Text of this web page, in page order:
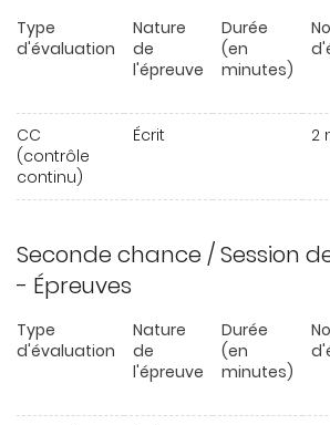
Type
d'évaluation
Nature
de
l'épreuve
Durée
(en
minutes)
CC
(contrôle
continu)
Écrit 2
Seconde chance / Session
- Épreuves
Type
d'évaluation
Nature
de
l'épreuve
Durée
(en
minutes)